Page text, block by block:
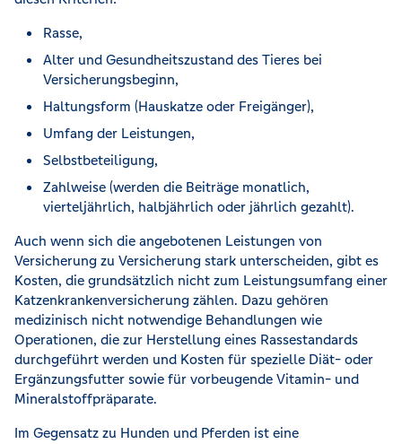
Rasse,
Alter und Gesundheitszustand des Tieres bei
Versicherungsbeginn,
Haltungsform (Hauskatze oder Freigänger),
Umfang der Leistungen,
Selbstbeteiligung,
Zahlweise (werden die Beiträge monatlich,
vierteljährlich, halbjährlich oder jährlich gezahlt).
Auch wenn sich die angebotenen Leistungen von
Versicherung zu Versicherung stark unterscheiden, gibt es
Kosten, die grundsätzlich nicht zum Leistungsumfang einer
Katzenkrankenversicherung zählen. Dazu gehören
medizinisch nicht notwendige Behandlungen wie
Operationen, die zur Herstellung eines Rassestandards
durchgeführt werden und Kosten für spezielle Diät- oder
Ergänzungsfutter sowie für vorbeugende Vitamin- und
Mineralstoffpräparate.
Im Gegensatz zu Hunden und Pferden ist eine